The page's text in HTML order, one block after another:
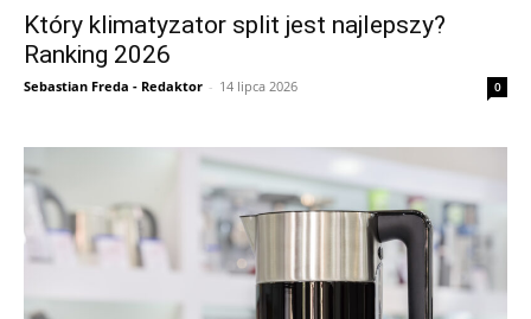
Który klimatyzator split jest najlepszy?
Ranking 2026
Sebastian Freda - Redaktor - 14 lipca 2026 0